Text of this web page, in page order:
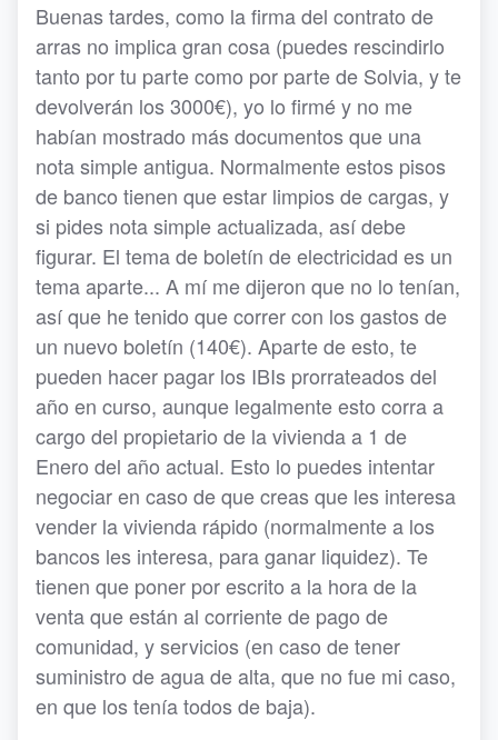
Buenas tardes, como la firma del contrato de
arras no implica gran cosa (puedes rescindirlo
tanto por tu parte como por parte de Solvia, y te
devolverán los 3000€), yo lo firmé y no me
habían mostrado más documentos que una
nota simple antigua. Normalmente estos pisos
de banco tienen que estar limpios de cargas, y
si pides nota simple actualizada, así debe
figurar. El tema de boletín de electricidad es un
tema aparte... A mí me dijeron que no lo tenían,
así que he tenido que correr con los gastos de
un nuevo boletín (140€). Aparte de esto, te
pueden hacer pagar los IBIs prorrateados del
año en curso, aunque legalmente esto corra a
cargo del propietario de la vivienda a 1 de
Enero del año actual. Esto lo puedes intentar
negociar en caso de que creas que les interesa
vender la vivienda rápido (normalmente a los
bancos les interesa, para ganar liquidez). Te
tienen que poner por escrito a la hora de la
venta que están al corriente de pago de
comunidad, y servicios (en caso de tener
suministro de agua de alta, que no fue mi caso,
en que los tenía todos de baja).